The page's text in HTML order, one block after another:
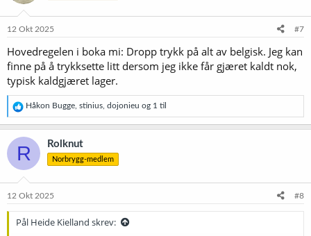
o
e
:
12 Okt 2025 #7
Hovedregelen i boka mi: Dropp trykk på alt av belgisk. Jeg kan
finne på å trykksette litt dersom jeg ikke får gjæret kaldt nok,
typisk kaldgjæret lager.
R
e
a
k
s
j
o
e
Håkon Bugge stinius dojonieu og 1 til
R Rolknut
Norbrygg-medlem
12 Okt 2025 #8
Pål Heide Kielland skrev: